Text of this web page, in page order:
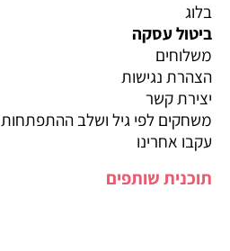
בלוג
ביטול עסקה
משלוחים
הצהרת נגישות
יצירת קשר
משחקים לפי גיל ושלב ההתפתחות
עקבו אחרינו
תוכנית שותפים